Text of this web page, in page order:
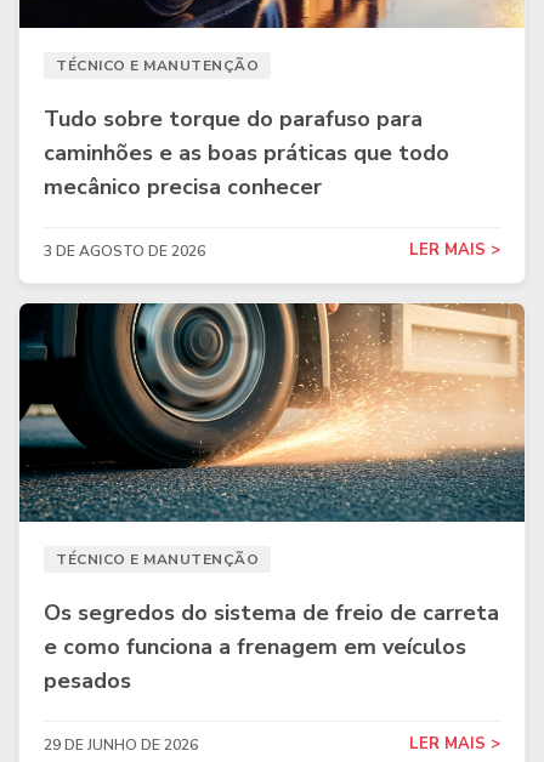
TÉCNICO E MANUTENÇÃO
Tudo sobre torque do parafuso para
caminhões e as boas práticas que todo
mecânico precisa conhecer
3 DE AGOSTO DE 2026 LER MAIS >
TÉCNICO E MANUTENÇÃO
Os segredos do sistema de freio de carreta
e como funciona a frenagem em veículos
pesados
29 DE JUNHO DE 2026 LER MAIS >